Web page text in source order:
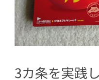
3カ条を実践